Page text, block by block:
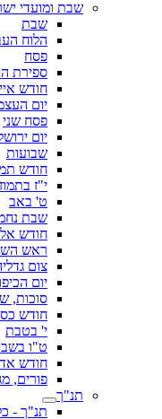
שבת ומועדי
שבת
הלוח
פסח
ספירת
חודש
יום
פסח שני
יום
שבועות
חודש
י"ז
ט' באב
שבת
חודש
ראש
צום
יום
סוכות,
חודש
י' בטבת
ט"ו
חודש
פורים,
תנ"ך
תנ"ך -